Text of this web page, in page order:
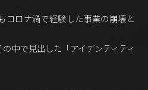
ル対談
トのための
グ
コロナ渦で経験した事業の崩壊と
中で見出した「アイデンティティ